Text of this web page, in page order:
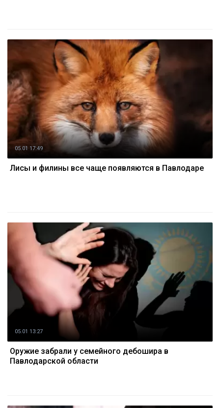
05.01 17:49
Лисы и филины все чаще появляются в Павлодаре
05.01 13:27
Оружие забрали у семейного дебошира в
Павлодарской области